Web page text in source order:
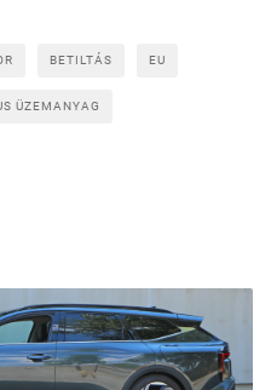
BETILTÁS EU
ÜZEMANYAG